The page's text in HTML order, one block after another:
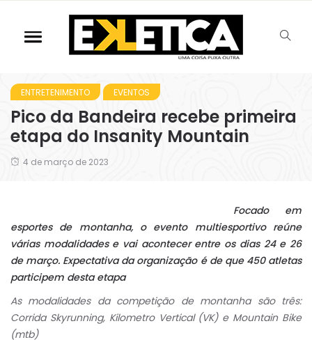
ENTRETENIMENTO EVENTOS
Pico da Bandeira recebe primeira
etapa do Insanity Mountain
4 de março de 2023
Focado em
esportes de montanha, o evento multiesportivo reúne
várias modalidades e vai acontecer entre os dias 24 e 26
de março. Expectativa da organização é de que 450 atletas
participem desta etapa
As modalidades da competição de montanha são três:
Corrida Skyrunning, Kilometro Vertical (VK) e Mountain Bike
(mtb)